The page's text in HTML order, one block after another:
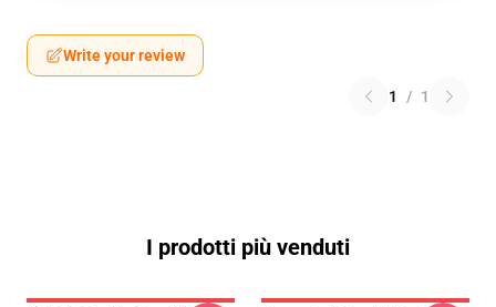
Write your review
1 / 1
I prodotti più venduti